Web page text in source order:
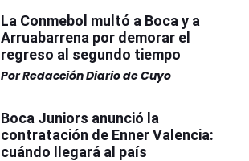
La Conmebol multó a Boca y a
Arruabarrena por demorar el
regreso al segundo tiempo
PorRedacción Diario de Cuyo
Boca Juniors anunció la
contratación de Enner Valencia:
cuándo llegará al país